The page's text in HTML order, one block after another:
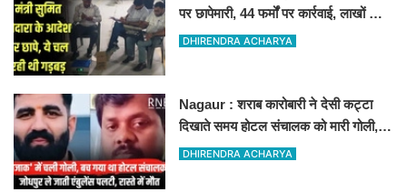
पर छापेमारी, 44 फर्मों पर कार्रवाई, लाखों का
जुर्माना
DHIRENDRA ACHARYA
Nagaur : शराब कारोबारी ने देसी कट्टा
दिखाते समय होटल संचालक को मारी गोली,
जोधपुर रेफर करते समय एंबुलेंस पलटी, मौत
DHIRENDRA ACHARYA